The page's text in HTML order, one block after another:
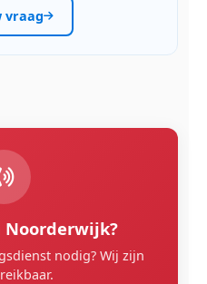
vraag
Noorderwijk?
nodig? Wij zijn